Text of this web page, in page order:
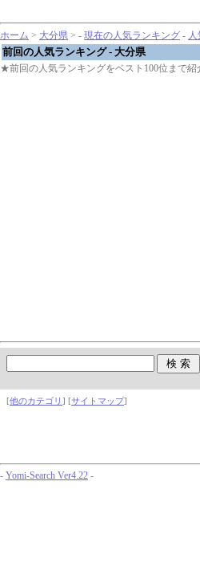
ホーム > 大分県 > - 現在の人気ランキング -
前回の人気ランキング - 大分県
★前回の人気ランキングをベスト100位まで紹
[他のカテゴリ ] [サイトマップ]
- Yomi-Search Ver4.22 -